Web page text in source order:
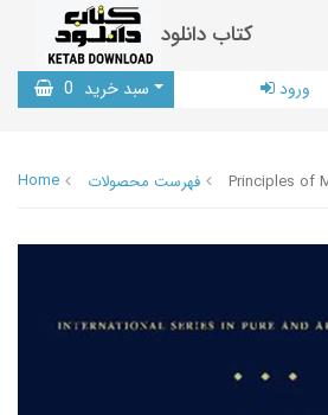
کتاب دانلود
سبد خرید 0 ورود
Home فهرست محصولات Principles of